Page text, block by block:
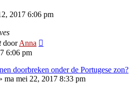
2017 6:06 pm
doorAnna
6:06 pm
doorbreken onder de Portugese zon?
ma mei 22, 2017 8:33 pm